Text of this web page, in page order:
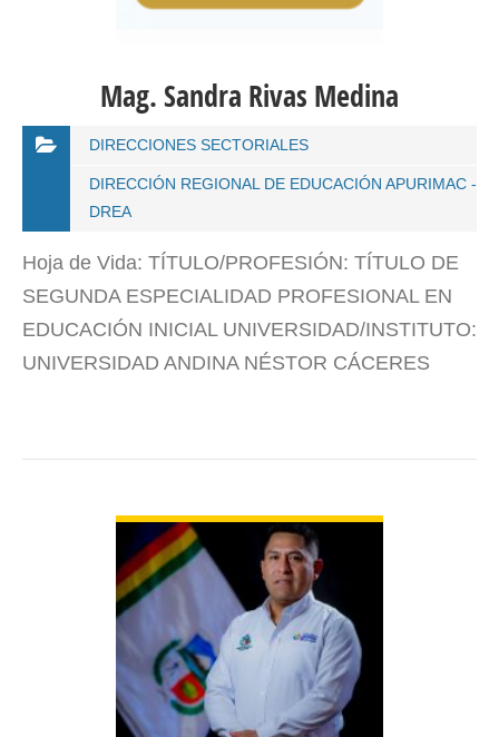
Mag. Sandra Rivas Medina
DIRECCIONES SECTORIALES
DIRECCIÓN REGIONAL DE EDUCACIÓN APURIMAC -
DREA
Hoja de Vida: TÍTULO/PROFESIÓN: TÍTULO DE
SEGUNDA ESPECIALIDAD PROFESIONAL EN
EDUCACIÓN INICIAL UNIVERSIDAD/INSTITUTO:
UNIVERSIDAD ANDINA NÉSTOR CÁCERES
EN DIDÁCTICA DE LA…